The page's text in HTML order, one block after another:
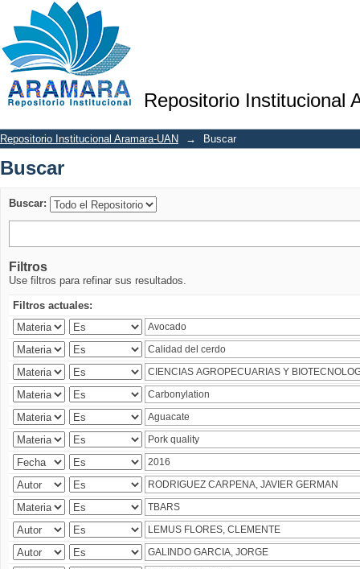
Repositorio Institucional
Buscar
Repositorio Institucional Aramara-UAN → Buscar
Buscar
Buscar:
Filtros
Use filtros para refinar sus resultados.
Filtros actuales: